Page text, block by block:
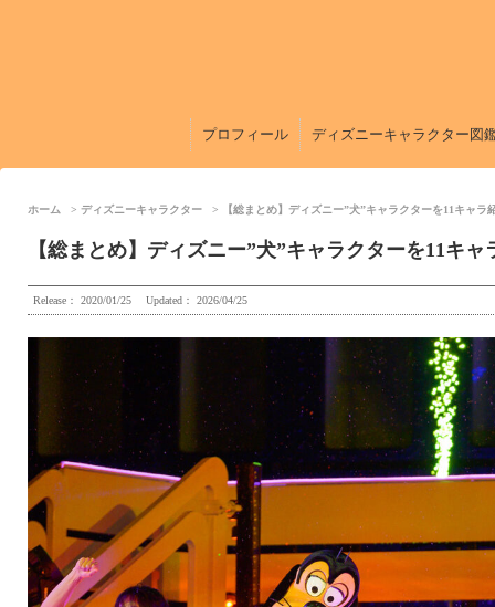
プロフィール ディズニーキャラクター図
ホーム ディズニーキャラクター 【総まとめ】ディズニー”犬”キャラクターを11キャ
【総まとめ】ディズニー”犬”キャラクターを11キ
Release： 2020/01/25 Updated： 2026/04/25